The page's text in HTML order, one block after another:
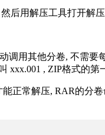
后用解压工具打开
调用其他分卷, 不需
xxx.001 , ZIP格式的
常解压, RAR的分卷